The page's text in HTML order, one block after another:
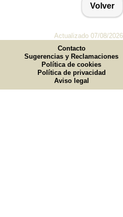
Volver
Actualizado 07/08/2026
Contacto
Sugerencias y Reclamaciones
Política de cookies
Política de privacidad
Aviso legal